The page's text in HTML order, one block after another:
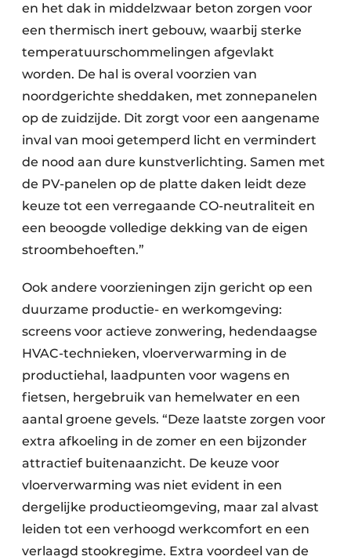
en het dak in middelzwaar beton zorgen voor
een thermisch inert gebouw, waarbij sterke
temperatuurschommelingen afgevlakt
worden. De hal is overal voorzien van
noordgerichte sheddaken, met zonnepanelen
op de zuidzijde. Dit zorgt voor een aangename
inval van mooi getemperd licht en vermindert
de nood aan dure kunstverlichting. Samen met
de PV-panelen op de platte daken leidt deze
keuze tot een verregaande CO-neutraliteit en
een beoogde volledige dekking van de eigen
stroombehoeften.”
Ook andere voorzieningen zijn gericht op een
duurzame productie- en werkomgeving:
screens voor actieve zonwering, hedendaagse
HVAC-technieken, vloerverwarming in de
productiehal, laadpunten voor wagens en
fietsen, hergebruik van hemelwater en een
aantal groene gevels. “Deze laatste zorgen voor
extra afkoeling in de zomer en een bijzonder
attractief buitenaanzicht. De keuze voor
vloerverwarming was niet evident in een
dergelijke productieomgeving, maar zal alvast
leiden tot een verhoogd werkcomfort en een
verlaagd stookregime. Extra voordeel van de